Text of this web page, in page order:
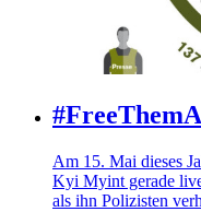
Am 15. Mai dieses
Kyi Myint gerade
als ihn Polizisten